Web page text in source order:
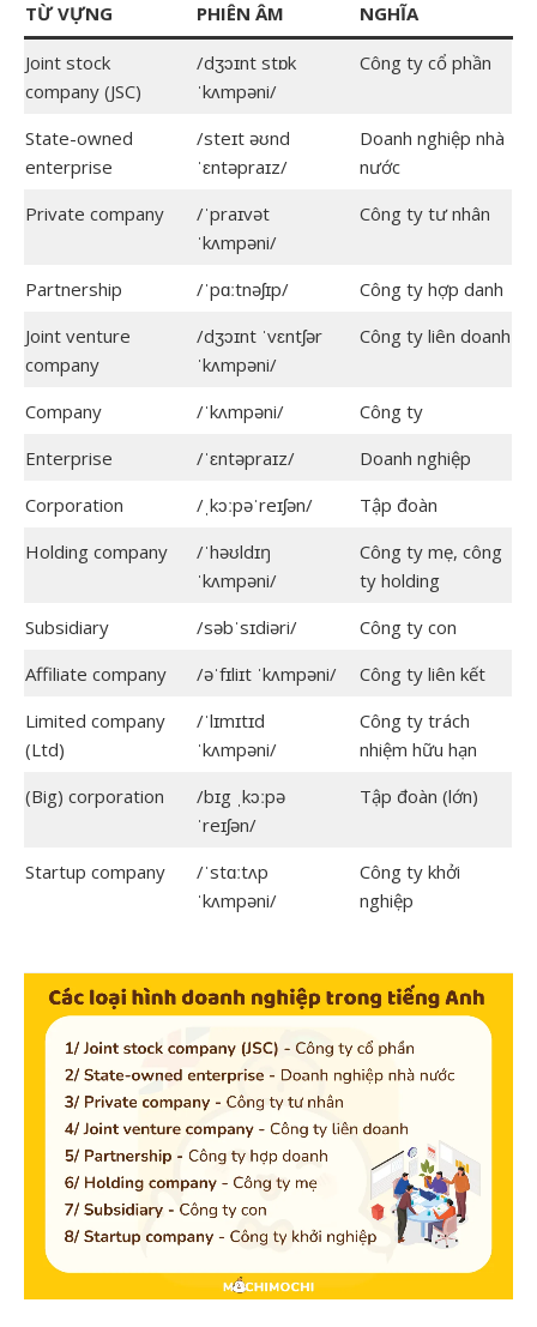
TỪ VỰNG PHIÊN ÂM NGHĨA
Joint stock
company (JSC)
/dʒɔɪnt stɒk
ˈkʌmpəni/
Công ty cổ phần
State-owned
enterprise
/steɪt əʊnd
ˈɛntəpraɪz/
Doanh nghiệp nhà
nước
Private company
/ˈpraɪvət
ˈkʌmpəni/
Công ty tư nhân
Partnership /ˈpɑːtnəʃɪp/
Công ty hợp danh
Joint venture
company
/dʒɔɪnt ˈvɛntʃər
ˈkʌmpəni/
Công ty liên doanh
Company /ˈkʌmpəni/
Công ty
Enterprise
/ˈɛntəpraɪz/
Doanh nghiệp
Corporation
/ˌkɔːpəˈreɪʃən/
Tập đoàn
Holding company
/ˈhəʊldɪŋ
ˈkʌmpəni/
Công ty mẹ, công
ty holding
Subsidiary
/səbˈsɪdiəri/
Công ty con
Affiliate company
/əˈfɪliɪt ˈkʌmpəni/
Công ty liên kết
Limited company
(Ltd)
/ˈlɪmɪtɪd
ˈkʌmpəni/
Công ty trách
nhiệm hữu hạn
(Big) corporation
/bɪg ˌkɔːpə
ˈreɪʃən/
Tập đoàn (lớn)
Startup company
/ˈstɑːtʌp
ˈkʌmpəni/
Công ty khởi
nghiệp